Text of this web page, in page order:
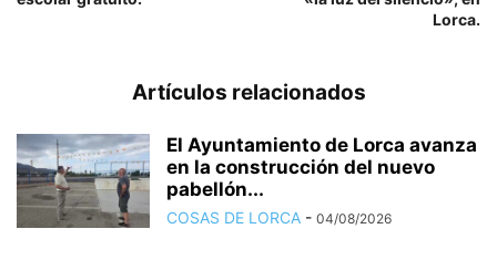
Lorca.
Artículos relacionados
El Ayuntamiento de Lorca avanza
en la construcción del nuevo
pabellón...
COSAS DE LORCA - 04/08/2026